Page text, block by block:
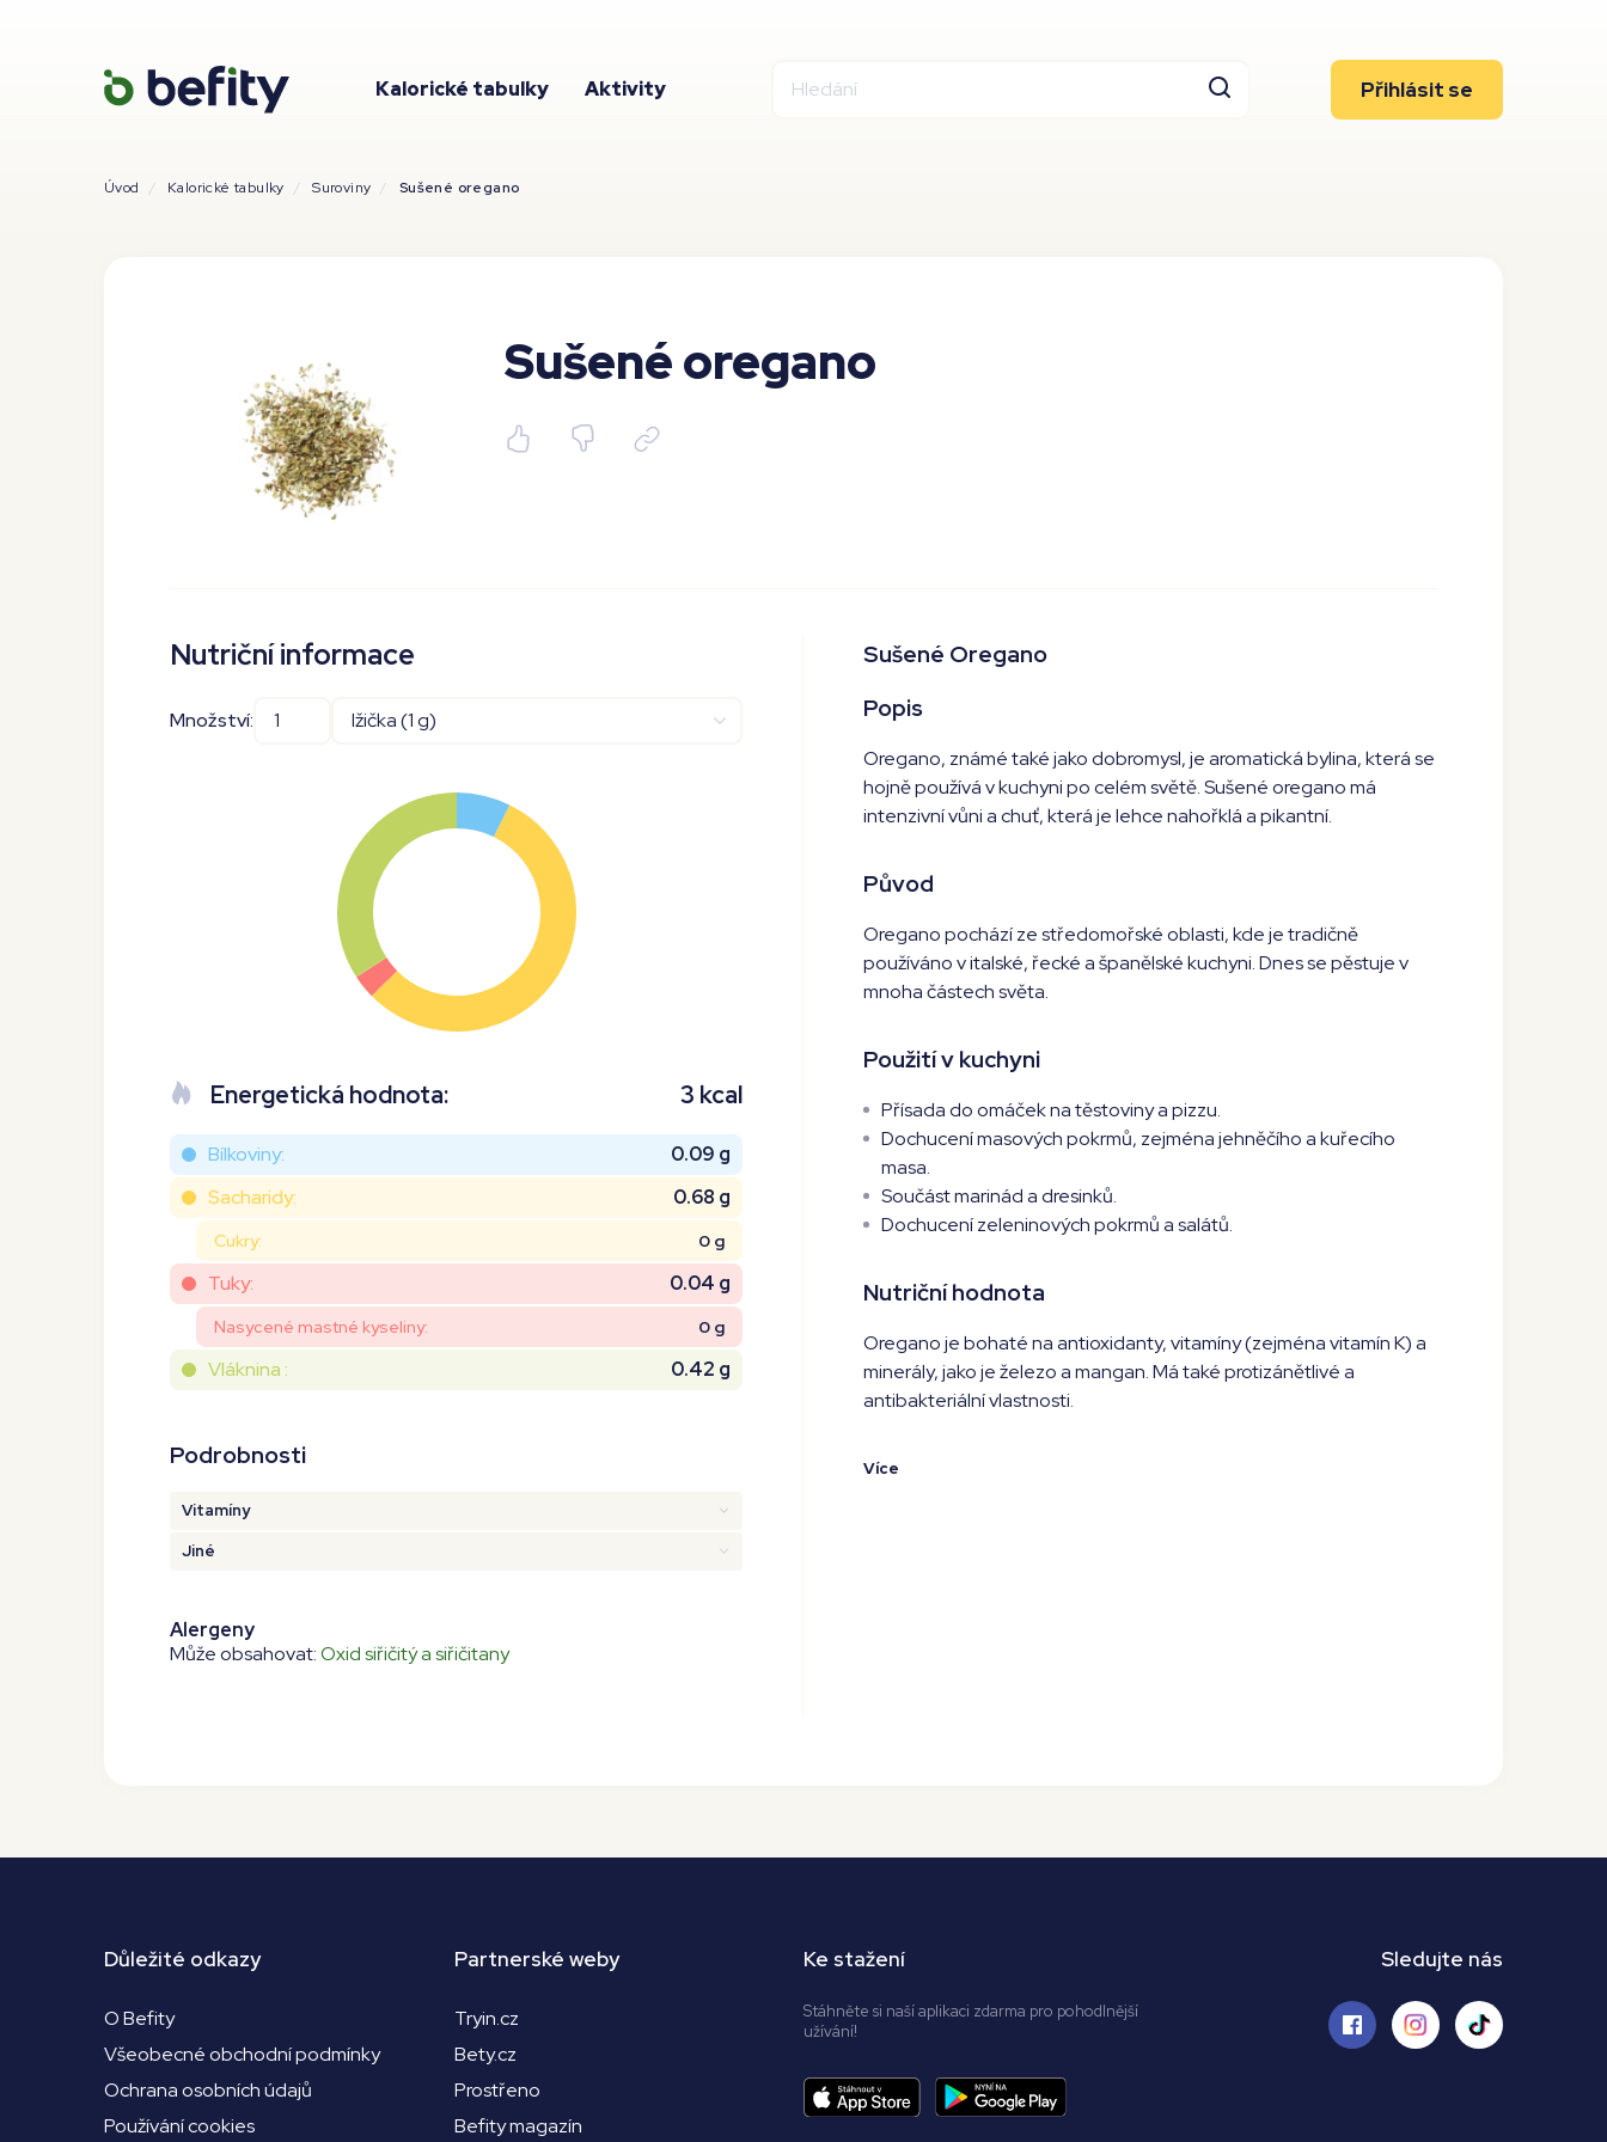
Kalorické tabulky Aktivity Přihlásit se
Úvod Kalorické tabulky Suroviny Sušené oregano
Sušené oregano
Nutriční informace
Množství:
Energetická hodnota: 3 kcal
Bílkoviny:
0.09 g
Sacharidy:
0.68 g
Cukry: 0 g
Tuky: 0.04 g
Nasycené mastné kyseliny: 0 g
Vláknina : 0.42 g
Podrobnosti
Vitamíny
Jiné
Alergeny
Může obsahovat:Oxid siřičitý a siřičitany
Sušené Oregano
Popis
Oregano, známé také jako dobromysl, je aromatická bylina, která se
hojně používá v kuchyni po celém světě. Sušené oregano má
intenzivní vůni a chuť, která je lehce nahořklá a pikantní.
Původ
Oregano pochází ze středomořské oblasti, kde je tradičně
používáno v italské, řecké a španělské kuchyni. Dnes se pěstuje v
mnoha částech světa.
Použití v kuchyni
Přísada do omáček na těstoviny a pizzu.
Dochucení masových pokrmů, zejména jehněčího a kuřecího
masa.
Součást marinád a dresinků.
Dochucení zeleninových pokrmů a salátů.
Nutriční hodnota
Oregano je bohaté na antioxidanty, vitamíny (zejména vitamín K) a
minerály, jako je železo a mangan. Má také protizánětlivé a
antibakteriální vlastnosti.
Více
Důležité odkazy
O Befity
Všeobecné obchodní podmínky
Ochrana osobních údajů
Používání cookies
Partnerské weby
Tryin.cz
Bety.cz
Prostřeno
Befity magazín
Ke stažení
Stáhněte si naší aplikaci zdarma pro pohodlnější
užívání!
Sledujte nás